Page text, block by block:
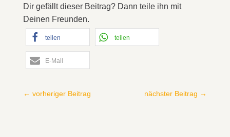
Dir gefällt dieser Beitrag? Dann teile ihn mit
Deinen Freunden.
teilen teilen
E-Mail
← vorheriger Beitrag nächster Beitrag →